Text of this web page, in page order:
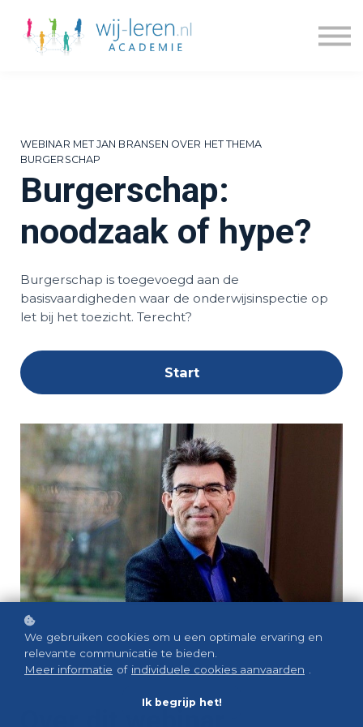
Kennisdossiers
Series
Account maken
WEBINAR MET JAN BRANSEN OVER HET THEMA
BURGERSCHAP
Burgerschap:
noodzaak of hype?
Burgerschap is toegevoegd aan de
basisvaardigheden waar de onderwijsinspectie op
let bij het toezicht. Terecht?
Start
We gebruiken cookies om u een optimale ervaring en
relevante communicatie te bieden.
Meer informatie of individuele cookies aanvaarden
Ik begrijp het!